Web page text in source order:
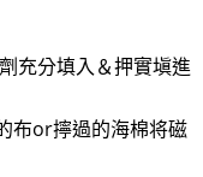
充分填入＆押實塡進
布or擰過的海棉将磁